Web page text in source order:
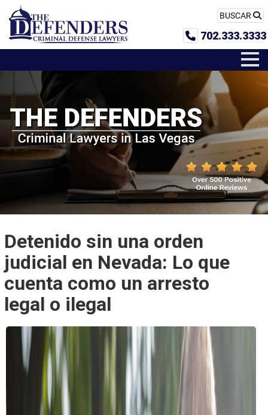
BUSCAR
702.333.3333
Detenido sin una orden
judicial en Nevada: Lo que
cuenta como un arresto
legal o ilegal